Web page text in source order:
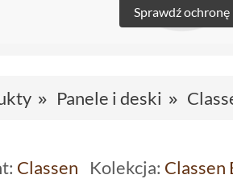
Sprawdź ochronę
Panele i deski
Classen Kolekcja: Classen